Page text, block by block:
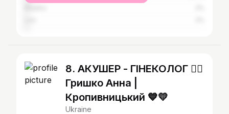
8. АКУШЕР - ГІНЕКОЛОГ 👩‍⚕️
Гришко Анна |
Кропивницький 💙💛
Ukraine